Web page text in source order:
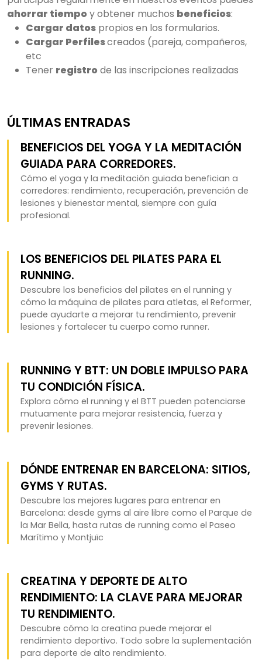
ahorrar tiempo y obtener muchos beneficios:
Cargar datos propios en los formularios.
Cargar Perfilescreados (pareja, compañeros,
etc
Tener registro de las inscripciones realizadas
ÚLTIMAS ENTRADAS
BENEFICIOS DEL YOGA Y LA MEDITACIÓN
GUIADA PARA CORREDORES.
Cómo el yoga y la meditación guiada benefician a
corredores: rendimiento, recuperación, prevención de
lesiones y bienestar mental, siempre con guía
profesional.
LOS BENEFICIOS DEL PILATES PARA EL
RUNNING.
Descubre los beneficios del pilates en el running y
cómo la máquina de pilates para atletas, el Reformer,
puede ayudarte a mejorar tu rendimiento, prevenir
lesiones y fortalecer tu cuerpo como runner.
RUNNING Y BTT: UN DOBLE IMPULSO PARA
TU CONDICIÓN FÍSICA.
Explora cómo el running y el BTT pueden potenciarse
mutuamente para mejorar resistencia, fuerza y
prevenir lesiones.
DÓNDE ENTRENAR EN BARCELONA: SITIOS,
GYMS Y RUTAS.
Descubre los mejores lugares para entrenar en
Barcelona: desde gyms al aire libre como el Parque de
la Mar Bella, hasta rutas de running como el Paseo
Marítimo y Montjuïc
CREATINA Y DEPORTE DE ALTO
RENDIMIENTO: LA CLAVE PARA MEJORAR
TU RENDIMIENTO.
Descubre cómo la creatina puede mejorar el
rendimiento deportivo. Todo sobre la suplementación
para deporte de alto rendimiento.